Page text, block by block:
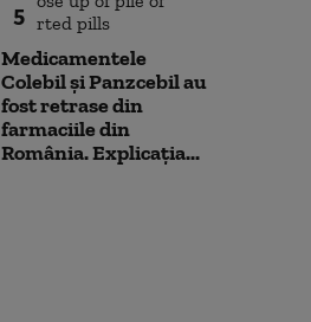
5
Medicamentele
Colebil și Panzcebil au
fost retrase din
farmaciile din
România. Explicația...